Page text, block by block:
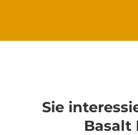
Sie
Basalt